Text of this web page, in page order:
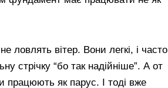
ловлять вітер. Вони легкі, і часто
стрічку “бо так надійніше”. А от
працюють як парус. І тоді вже